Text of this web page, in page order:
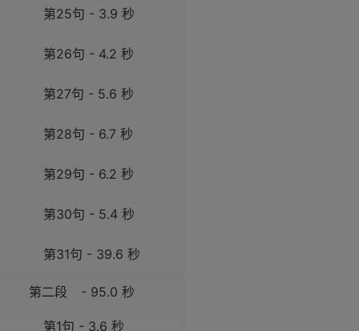
第25句 - 3.9 秒
第26句 - 4.2 秒
第27句 - 5.6 秒
第28句 - 6.7 秒
第29句 - 6.2 秒
第30句 - 5.4 秒
第31句 - 39.6 秒
第二段 - 95.0 秒
第1句 - 3.6 秒